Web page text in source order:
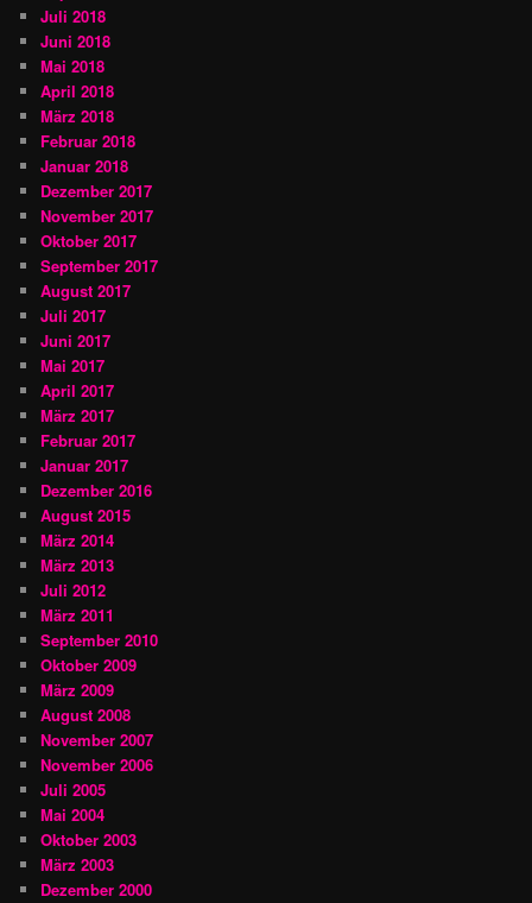
Juli 2018
Juni 2018
Mai 2018
April 2018
März 2018
Februar 2018
Januar 2018
Dezember 2017
November 2017
Oktober 2017
September 2017
August 2017
Juli 2017
Juni 2017
Mai 2017
April 2017
März 2017
Februar 2017
Januar 2017
Dezember 2016
August 2015
März 2014
März 2013
Juli 2012
März 2011
September 2010
Oktober 2009
März 2009
August 2008
November 2007
November 2006
Juli 2005
Mai 2004
Oktober 2003
März 2003
Dezember 2000